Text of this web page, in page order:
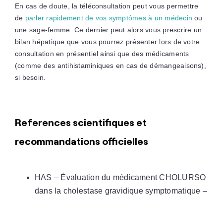
En cas de doute, la téléconsultation peut vous permettre
de parler rapidement de vos symptômes à un médecin ou
une sage-femme. Ce dernier peut alors vous prescrire un
bilan hépatique que vous pourrez présenter lors de votre
consultation en présentiel ainsi que des médicaments
(comme des antihistaminiques en cas de démangeaisons),
si besoin.
References scientifiques et
recommandations officielles
HAS – Évaluation du médicament CHOLURSO
dans la cholestase gravidique symptomatique –